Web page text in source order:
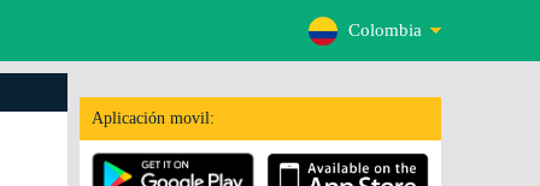
Colombia
Aplicación movil: